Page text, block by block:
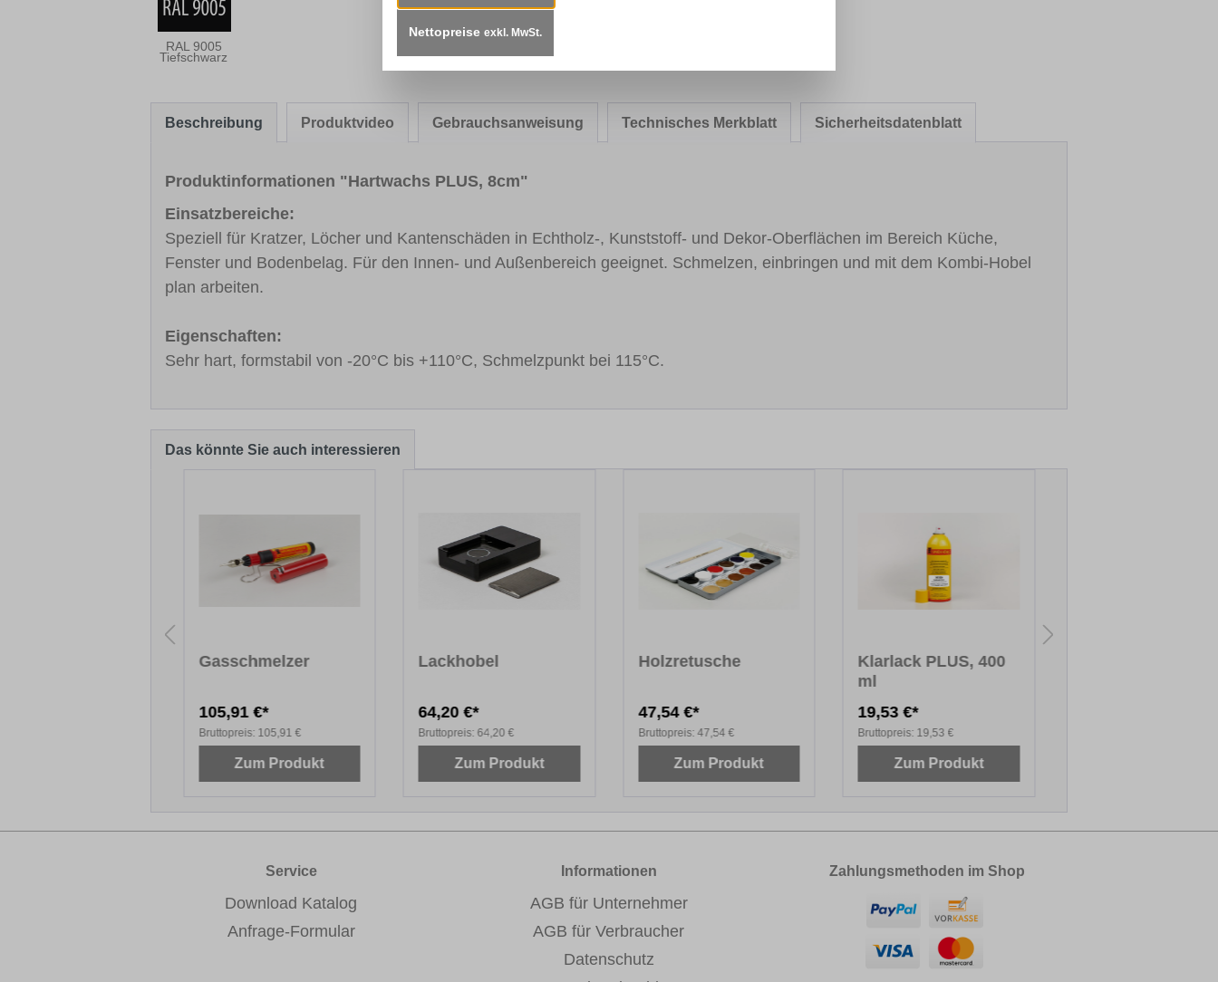
RAL 9005
Tiefschwarz
Beschreibung Produktvideo Gebrauchsanweisung Technisches Merkblatt Sicherheitsdatenblatt
Produktinformationen "Hartwachs PLUS, 8cm"
Einsatzbereiche:
Speziell für Kratzer, Löcher und Kantenschäden in Echtholz-, Kunststoff- und Dekor-Oberflächen im Bereich Küche,
Fenster und Bodenbelag. Für den Innen- und Außenbereich geeignet. Schmelzen, einbringen und mit dem Kombi-Hobel
plan arbeiten.
Eigenschaften:
Sehr hart, formstabil von -20°C bis +110°C, Schmelzpunkt bei 115°C.
Das könnte Sie auch interessieren
Gasschmelzer
105,91 €*
Bruttopreis: 105,91 €
Zum Produkt
Lackhobel
64,20 €*
Bruttopreis: 64,20 €
Zum Produkt
Holzretusche
47,54 €*
Bruttopreis: 47,54 €
Zum Produkt
Klarlack PLUS, 400
ml
19,53 €*
Bruttopreis: 19,53 €
Zum Produkt
Service
Download Katalog
Anfrage-Formular
Informationen
AGB für Unternehmer
AGB für Verbraucher
Datenschutz
Zahlungsmethoden im Shop
Nettopreise exkl. MwSt.